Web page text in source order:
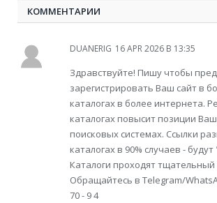
КОММЕНТАРИИ
DUANERIG 16 APR 2026 В 13:35
Здравствуйте! Пишу чтобы
зарегистрировать Ваш сайт в
каталогах в более интернета.
каталогах повысит позиции
поисковых системах. Ссылки
каталогах в 90% случаев -
Каталоги проходят тщательный
Обращайтесь в Telegram/
70 - 9 4